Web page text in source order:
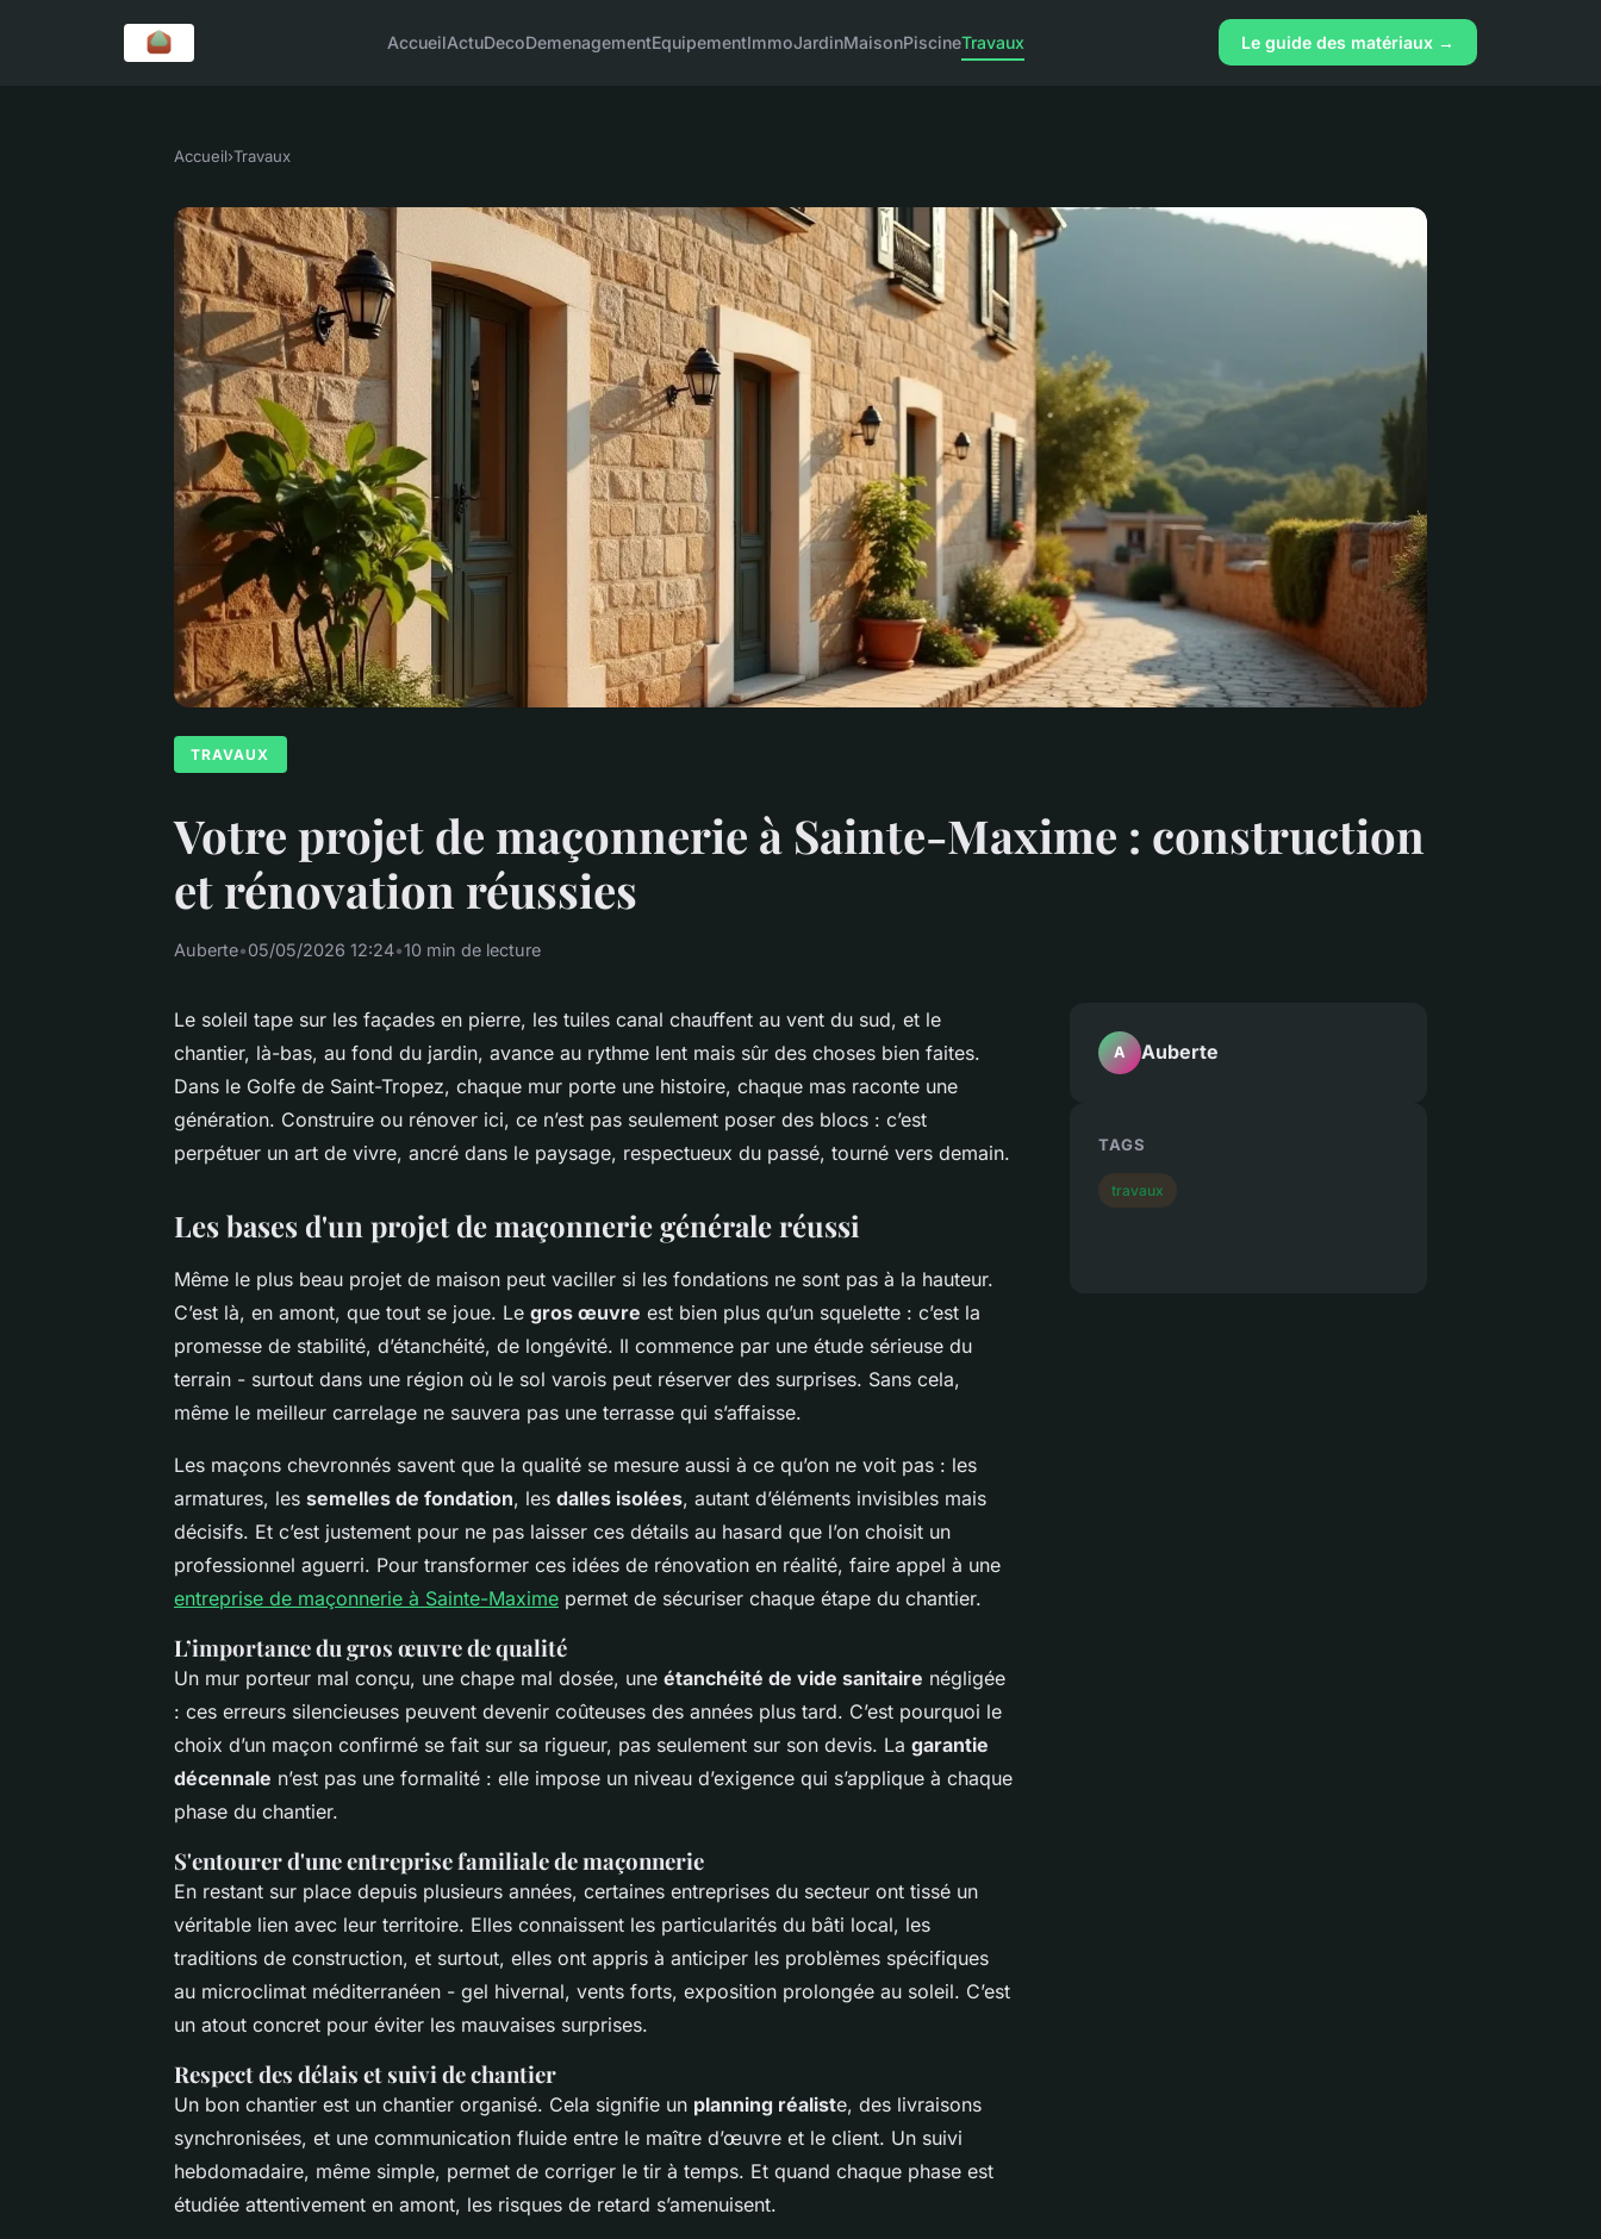
AccueilActuDecoDemenagementEquipementImmoJardinMaisonPiscineTravaux Le guide des matériaux →
Accueil›Travaux
TRAVAUX
Votre projet de maçonnerie à Sainte-Maxime : construction
et rénovation réussies
Auberte•05/05/2026 12:24•10 min de lecture
Le soleil tape sur les façades en pierre, les tuiles canal chauffent au vent du sud, et le
chantier, là-bas, au fond du jardin, avance au rythme lent mais sûr des choses bien faites.
Dans le Golfe de Saint-Tropez, chaque mur porte une histoire, chaque mas raconte une
génération. Construire ou rénover ici, ce n’est pas seulement poser des blocs : c’est
perpétuer un art de vivre, ancré dans le paysage, respectueux du passé, tourné vers demain.
Les bases d'un projet de maçonnerie générale réussi
Même le plus beau projet de maison peut vaciller si les fondations ne sont pas à la hauteur.
C’est là, en amont, que tout se joue. Le gros œuvre est bien plus qu’un squelette : c’est la
promesse de stabilité, d’étanchéité, de longévité. Il commence par une étude sérieuse du
terrain - surtout dans une région où le sol varois peut réserver des surprises. Sans cela,
même le meilleur carrelage ne sauvera pas une terrasse qui s’affaisse.
Les maçons chevronnés savent que la qualité se mesure aussi à ce qu’on ne voit pas : les
armatures, les semelles de fondation, les dalles isolées, autant d’éléments invisibles mais
décisifs. Et c’est justement pour ne pas laisser ces détails au hasard que l’on choisit un
professionnel aguerri. Pour transformer ces idées de rénovation en réalité, faire appel à une
entreprise de maçonnerie à Sainte-Maxime permet de sécuriser chaque étape du chantier.
L’importance du gros œuvre de qualité
Un mur porteur mal conçu, une chape mal dosée, une étanchéité de vide sanitaire négligée
: ces erreurs silencieuses peuvent devenir coûteuses des années plus tard. C’est pourquoi le
choix d’un maçon confirmé se fait sur sa rigueur, pas seulement sur son devis. La garantie
décennale n’est pas une formalité : elle impose un niveau d’exigence qui s’applique à chaque
phase du chantier.
S'entourer d'une entreprise familiale de maçonnerie
En restant sur place depuis plusieurs années, certaines entreprises du secteur ont tissé un
véritable lien avec leur territoire. Elles connaissent les particularités du bâti local, les
traditions de construction, et surtout, elles ont appris à anticiper les problèmes spécifiques
au microclimat méditerranéen - gel hivernal, vents forts, exposition prolongée au soleil. C’est
un atout concret pour éviter les mauvaises surprises.
Respect des délais et suivi de chantier
Un bon chantier est un chantier organisé. Cela signifie un planning réaliste, des livraisons
synchronisées, et une communication fluide entre le maître d’œuvre et le client. Un suivi
hebdomadaire, même simple, permet de corriger le tir à temps. Et quand chaque phase est
étudiée attentivement en amont, les risques de retard s’amenuisent.
A Auberte
TAGS
travaux